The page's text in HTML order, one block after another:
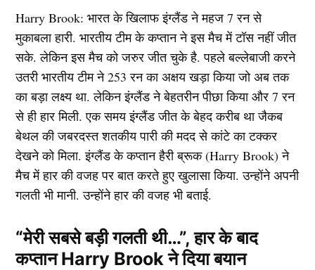
Harry Brook: भारत के खिलाफ इंग्लैंड ने महज 7 रन से
मुकाबला हारी. भारतीय टीम के कप्तान ने इस मैच में टॉस नहीं जीत
सके. लेकिन इस मैच को जरुर जीत चुके है. पहले बल्लेबाजी करने
उतरी भारतीय टीम ने 253 रन का अक्षय खड़ा किया जो अब तक
का बड़ा लक्ष्य था. लेकिन इंग्लैंड ने बेहतरीन पीछा किया और 7 रन
से ही हार मिली. एक समय इंग्लैंड जीत के बेहद करीब था जैकब
बेथल की जबरदस्त शतकीय पारी की मदद से कांटे का टक्कर
देखने को मिला. इंग्लैंड के कप्तान हैरी ब्रूक (Harry Brook) ने
मैच में हार की वजह पर बात करते हुए खुलासा किया. उन्होंने अपनी
गलती भी मानी. उन्होंने हार की वजह भी बताई.
“मेरी सबसे बड़ी गलती थी…”, हार के बाद
कप्तान Harry Brook ने दिया बयान